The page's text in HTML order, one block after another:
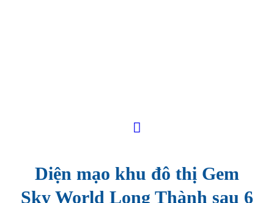
Diện mạo khu đô thị Gem
Sky World Long Thành sau 6